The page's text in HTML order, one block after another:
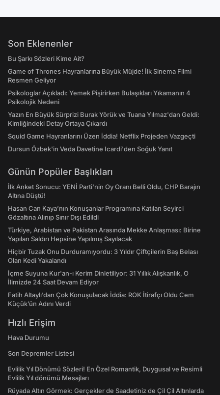
Son Eklenenler
Bu Şarkı Sözleri Kime Ait?
Game of Thrones Hayranlarına Büyük Müjde! İlk Sinema Filmi
Resmen Geliyor
Psikologlar Açıkladı: Yemek Pişirirken Bulaşıkları Yıkamanın 4
Psikolojik Nedeni
Yazın En Büyük Sürprizi Burak Yörük ve Tuana Yılmaz'dan Geldi:
Kimliğindeki Detay Ortaya Çıkardı
Squid Game Hayranlarını Üzen İddia! Netflix Projeden Vazgeçti
Dursun Özbek'in Veda Davetine Icardi'den Soğuk Yanıt
Günün Popüler Başlıkları
İlk Anket Sonucu: YENİ Parti'nin Oy Oranı Belli Oldu, CHP Barajın
Altına Düştü!
Hasan Can Kaya’nın Konuşanlar Programına Katılan Seyirci
Gözaltına Alınıp Sınır Dışı Edildi
Türkiye, Arabistan ve Pakistan Arasında Mekke Anlaşması: Birine
Yapılan Saldırı Hepsine Yapılmış Sayılacak
Hiçbir Tuzak Onu Durduramıyordu: 3 Yıldır Çiftçilerin Baş Belası
Olan Kedi Yakalandı
İçme Suyuna Kur'an-ı Kerim Dinletiliyor: 31 Yıllık Alışkanlık, O
İlimizde 24 Saat Devam Ediyor
Fatih Altaylı’dan Çok Konuşulacak İddia: ROK İtirafçı Oldu Cem
Küçük’ün Adını Verdi
Hızlı Erişim
Hava Durumu
Son Depremler Listesi
Evlilik Yıl Dönümü Sözleri! En Özel Romantik, Duygusal ve Resimli
Evlilik Yıl dönümü Mesajları
Rüyada Altın Görmek: Gerçekler de Saadetiniz de Çil Çil Altınlarda